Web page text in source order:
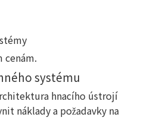
cenám.
systému
hnacího ústrojí
náklady a požadavky na